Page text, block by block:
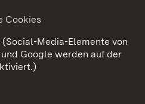
Barrierefreiheit
Cookies
Cookies
Media-Elemente von
Google werden auf der